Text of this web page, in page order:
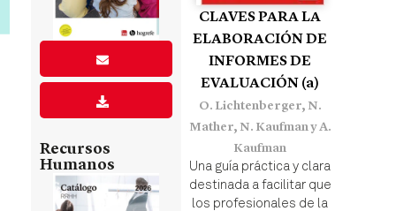
Recursos
Humanos
CLAVES PARA LA
ELABORACIÓN DE
INFORMES DE
EVALUACIÓN (a)
O. Lichtenberger, N.
Mather, N. Kaufman y A.
Kaufman
Una guía práctica y clara
destinada a facilitar que
los profesionales de la